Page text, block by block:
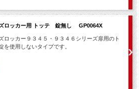
ロッカー用 トッテ 錠無し GP0064X
ロッカー９３４５・９３４６シリーズ扉用のト
使用しないタイプです。